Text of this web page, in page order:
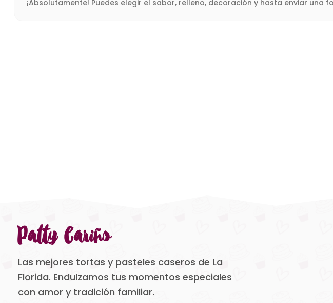
¡Absolutamente! Puedes elegir el sabor, relleno, decoración y hasta enviar
Patty Cariño
Las mejores tortas y pasteles caseros de La
Florida. Endulzamos tus momentos especiales
con amor y tradición familiar.